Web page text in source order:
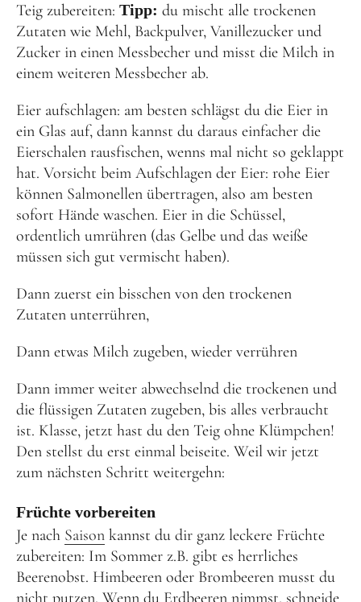
Teig zubereiten: Tipp: du mischt alle trockenen
Zutaten wie Mehl, Backpulver, Vanillezucker und
Zucker in einen Messbecher und misst die Milch in
einem weiteren Messbecher ab.
Eier aufschlagen: am besten schlägst du die Eier in
ein Glas auf, dann kannst du daraus einfacher die
Eierschalen rausfischen, wenns mal nicht so geklappt
hat. Vorsicht beim Aufschlagen der Eier: rohe Eier
können Salmonellen übertragen, also am besten
sofort Hände waschen. Eier in die Schüssel,
ordentlich umrühren (das Gelbe und das weiße
müssen sich gut vermischt haben).
Dann zuerst ein bisschen von den trockenen
Zutaten unterrühren,
Dann etwas Milch zugeben, wieder verrühren
Dann immer weiter abwechselnd die trockenen und
die flüssigen Zutaten zugeben, bis alles verbraucht
ist. Klasse, jetzt hast du den Teig ohne Klümpchen!
Den stellst du erst einmal beiseite. Weil wir jetzt
zum nächsten Schritt weitergehn:
Früchte vorbereiten
Je nach Saison kannst du dir ganz leckere Früchte
zubereiten: Im Sommer z.B. gibt es herrliches
Beerenobst. Himbeeren oder Brombeeren musst du
nicht putzen. Wenn du Erdbeeren nimmst, schneide